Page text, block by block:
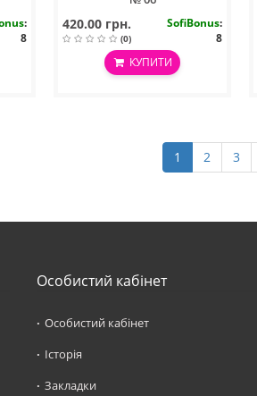
:
8
420.00 грн.
(0)
SofiBonus:
8
КУПИТИ
1 2 3
Особистий кабінет
Особистий кабінет
Історія
Закладки